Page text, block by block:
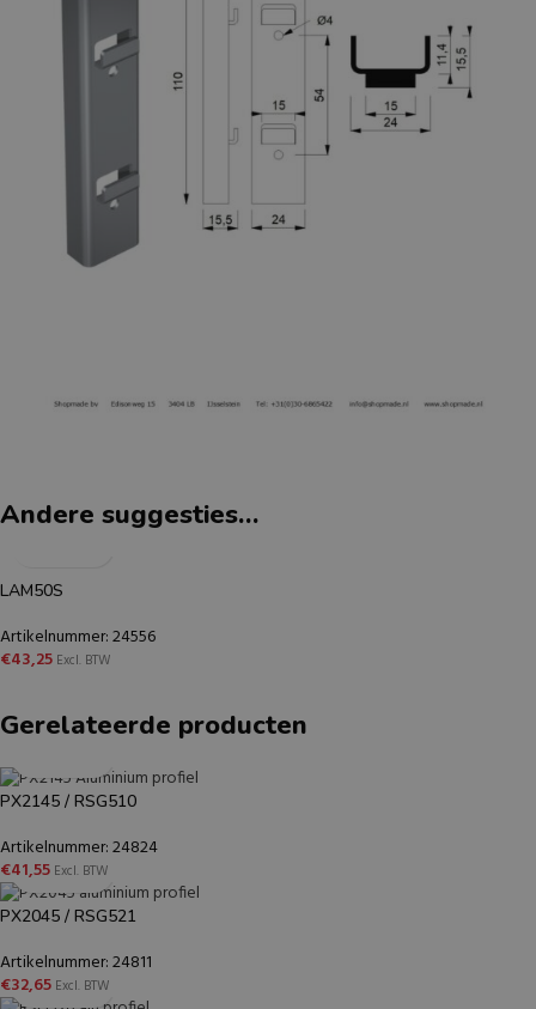
Andere suggesties…
LAM50S
Artikelnummer: 24556
€43,25 Excl. BTW
Gerelateerde producten
PX2145 / RSG510
Artikelnummer: 24824
€41,55 Excl. BTW
PX2045 / RSG521
Artikelnummer: 24811
€32,65 Excl. BTW